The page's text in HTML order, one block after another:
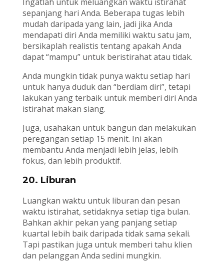
sepanjang hari Anda. Beberapa tugas lebih
mudah daripada yang lain, jadi jika Anda
mendapati diri Anda memiliki waktu satu jam,
bersikaplah realistis tentang apakah Anda
dapat “mampu” untuk beristirahat atau tidak.
Anda mungkin tidak punya waktu setiap hari
untuk hanya duduk dan “berdiam diri”, tetapi
lakukan yang terbaik untuk memberi diri Anda
istirahat makan siang.
Juga, usahakan untuk bangun dan melakukan
peregangan setiap 15 menit. Ini akan
membantu Anda menjadi lebih jelas, lebih
fokus, dan lebih produktif.
20. Liburan
Luangkan waktu untuk liburan dan pesan
waktu istirahat, setidaknya setiap tiga bulan.
Bahkan akhir pekan yang panjang setiap
kuartal lebih baik daripada tidak sama sekali.
Tapi pastikan juga untuk memberi tahu klien
dan pelanggan Anda sedini mungkin.